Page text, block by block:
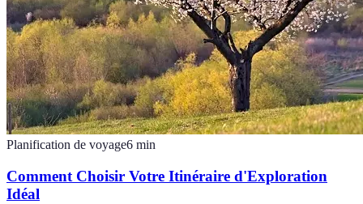
Planification de voyage6 min
Comment Choisir Votre Itinéraire d'Exploration
Idéal